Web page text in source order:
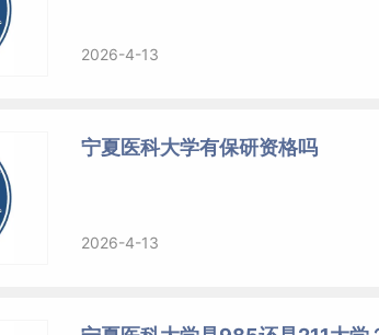
2026-4-13
宁夏医科大学有保研资格吗
2026-4-13